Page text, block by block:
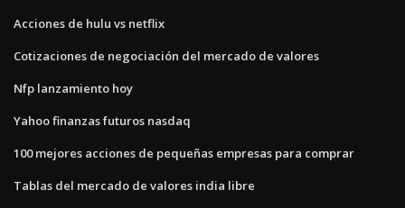
Acciones de hulu vs netflix
Cotizaciones de negociación del mercado de valores
Nfp lanzamiento hoy
Yahoo finanzas futuros nasdaq
100 mejores acciones de pequeñas empresas para comprar
Tablas del mercado de valores india libre